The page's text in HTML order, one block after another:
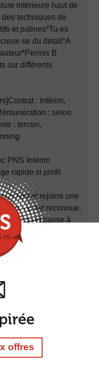
offres
intérieure haut de
techniques de
et patines*Tu es
du détail*A
B
sur différents
: Intérim,
: selon
: terrain,
PNS Intérim
rapide si profil
et rejoins une
gamme est reconnue.
nous ou passe à
vous